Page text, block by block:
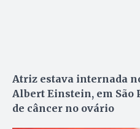
Atriz estava internada
Albert Einstein, em São
de câncer no ovário